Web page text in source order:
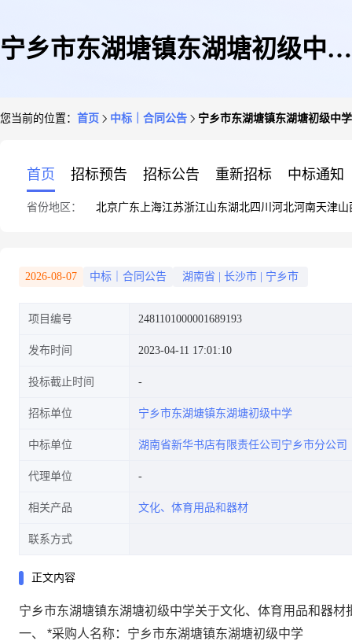
宁乡市东湖塘镇东湖塘初级中学
约验收公告
您当前的位置： 首页 中标｜合同公告 宁乡市东湖塘镇东湖塘初级中
首页 招标预告 招标公告 重新招标 中标通知
省份地区： 北京广东 上海江苏浙江山东湖北四川 河北河南天津山
2026-08-07 中标｜合同公告 湖南省 长沙市 宁乡市
项目编号 2481101000001689193
发布时间 2023-04-11 17:01:10
投标截止时间
招标单位 宁乡市东湖塘镇东湖塘初级中学
中标单位 湖南省新华书店有限责任公司宁乡市分公司
代理单位
相关产品 文化、体育用品和器材
联系方式
正文内容
宁乡市东湖塘镇东湖塘初级中学关于文化、体育用品和器
一、 *采购人名称： 宁乡市东湖塘镇东湖塘初级中学